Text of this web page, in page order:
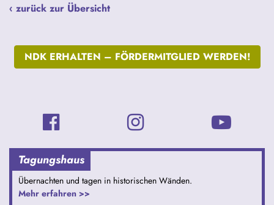
‹ zurück zur Übersicht
NDK ERHALTEN – FÖRDERMITGLIED WERDEN!
Tagungshaus
Übernachten und tagen in historischen Wänden.
Mehr erfahren >>